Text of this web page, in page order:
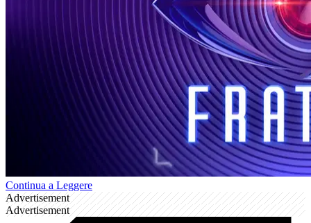
Continua a Leggere
Advertisement
Advertisement